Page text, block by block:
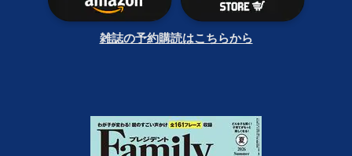
雑誌の予約購読はこちらから